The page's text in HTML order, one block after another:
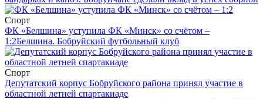
Спорт
ФК «Белшина» уступила ФК «Минск» со счётом –
1:2Белшина. Бобруйский футбольный клуб
Спорт
Депутатский корпус Бобруйского района принял участие в
областной летней спартакиаде